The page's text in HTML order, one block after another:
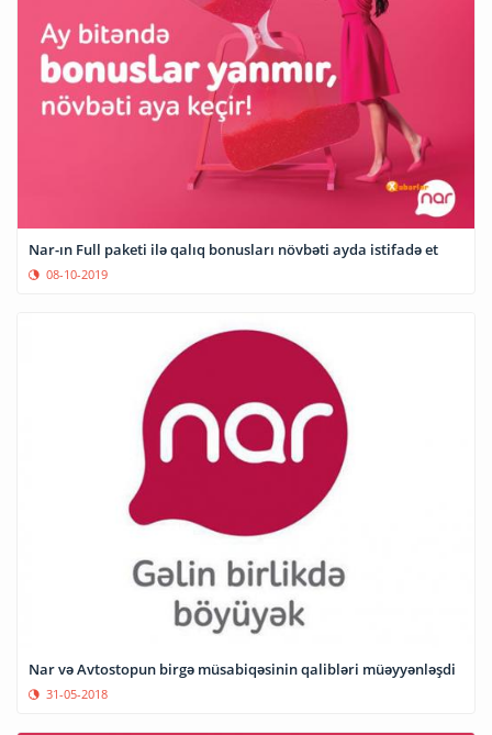
Nar-ın Full paketi ilə qalıq bonusları növbəti ayda istifadə et
08-10-2019
Nar və Avtostopun birgə müsabiqəsinin qalibləri müəyyənləşdi
31-05-2018